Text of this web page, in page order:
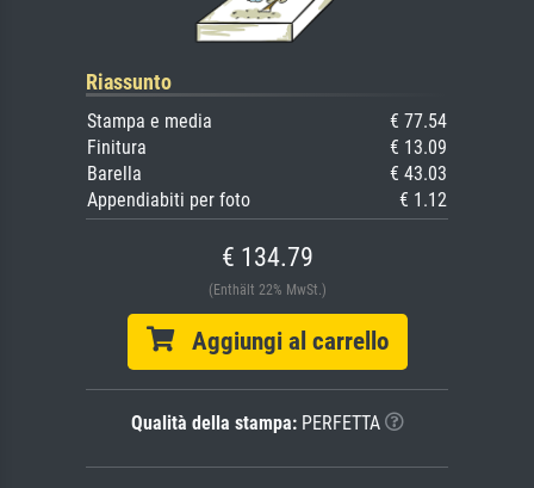
Riassunto
Stampa e media
€ 77.54
Finitura
€ 13.09
Barella
€ 43.03
Appendiabiti per foto
€ 1.12
€ 134.79
(Enthält 22% MwSt.)
Aggiungi al carrello
Qualità della stampa:PERFETTA